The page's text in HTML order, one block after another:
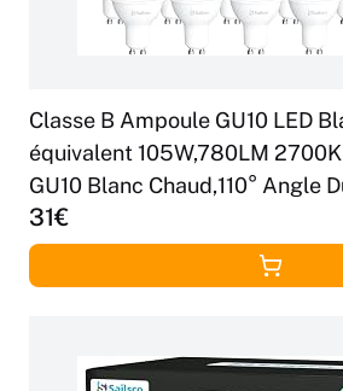
Classe B Ampoule GU10 LED
équivalent 105W,780LM
GU10 Blanc Chaud,110° Angle
Dimmable,Lot de 12
31€